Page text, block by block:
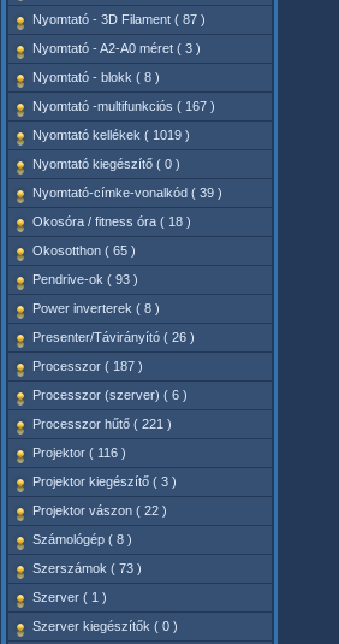
Nyomtató - 3D Filament ( 87 )
Nyomtató - A2-A0 méret ( 3 )
Nyomtató - blokk ( 8 )
Nyomtató -multifunkciós ( 167 )
Nyomtató kellékek ( 1019 )
Nyomtató kiegészítő ( 0 )
Nyomtató-címke-vonalkód ( 39 )
Okosóra / fitness óra ( 18 )
Okosotthon ( 65 )
Pendrive-ok ( 93 )
Power inverterek ( 8 )
Presenter/Távirányító ( 26 )
Processzor ( 187 )
Processzor (szerver) ( 6 )
Processzor hűtő ( 221 )
Projektor ( 116 )
Projektor kiegészítő ( 3 )
Projektor vászon ( 22 )
Számológép ( 8 )
Szerszámok ( 73 )
Szerver ( 1 )
Szerver kiegészítők ( 0 )